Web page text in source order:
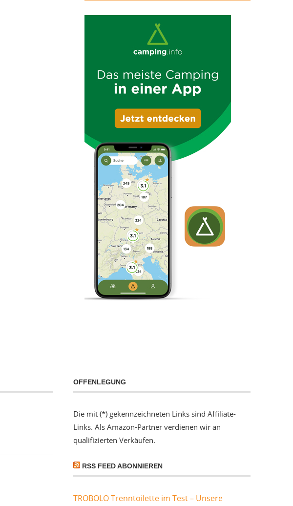
OFFENLEGUNG
Die mit (*) gekennzeichneten Links sind Affiliate-
Links. Als Amazon-Partner verdienen wir an
qualifizierten Verkäufen.
RSS FEED ABONNIEREN
TROBOLO Trenntoilette im Test – Unsere